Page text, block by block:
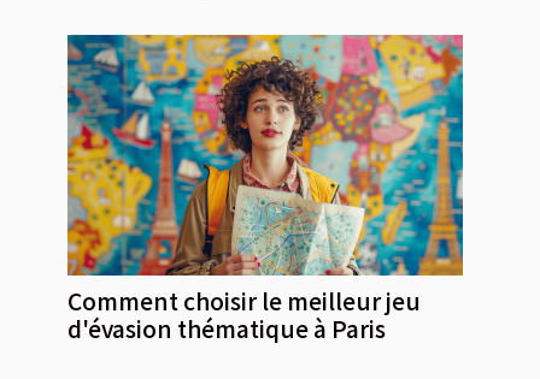
Comment choisir le meilleur jeu
d'évasion thématique à Paris